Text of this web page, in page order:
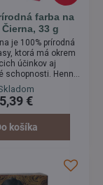
farba na
33 g
je 100% prírodná
ktorá má okrem
účinkov aj
schopnosti. Henna
potrebné
vlasy jej použitím
Henna zabraňuje
a je veľmi vhodná
kože a pri
rizikami a je tak
alternatívou
farieb.
5,39 €
košíka